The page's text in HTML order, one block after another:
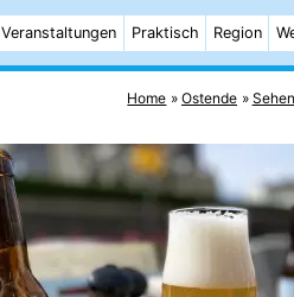
Veranstaltungen Praktisch Region
Home Ostende